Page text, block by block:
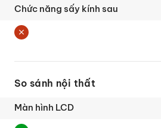
So sánh nội thất